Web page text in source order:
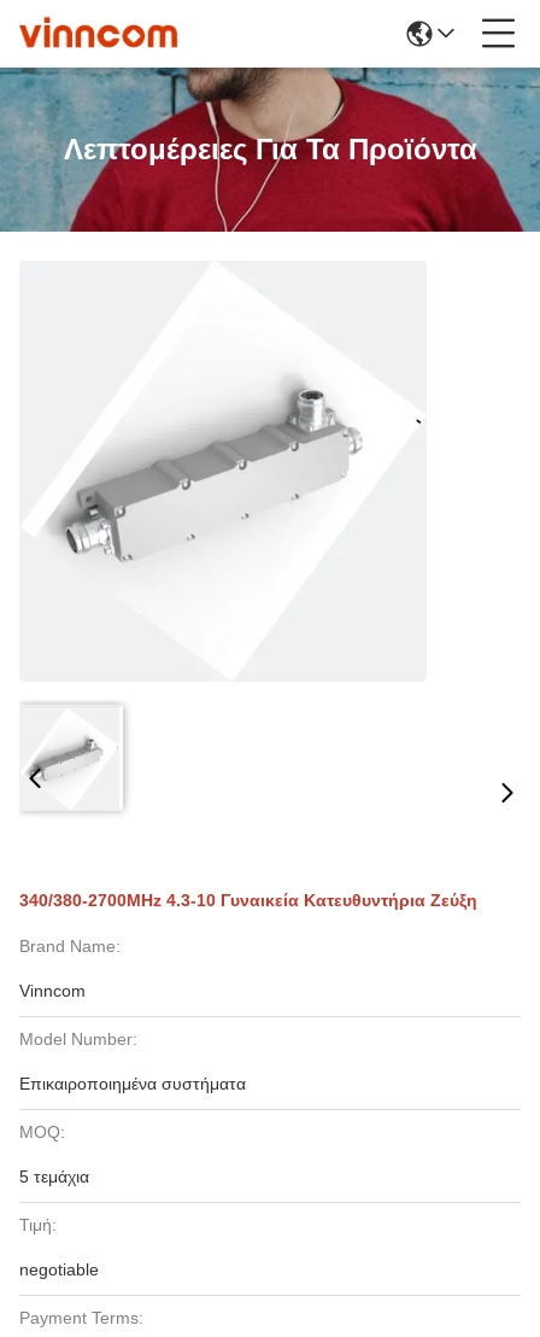
Λεπτομέρειες Για Τα Προϊόντα
340/380-2700MHz 4.3-10 Γυναικεία Κατευθυντήρια Ζεύξη
Brand Name:
Vinncom
Model Number:
Επικαιροποιημένα συστήματα
MOQ:
5 τεμάχια
Τιμή:
negotiable
Payment Terms: